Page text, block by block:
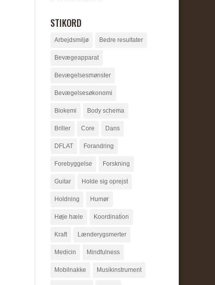
STIKORD
Arbejdsmiljø Bedre resultater
Bevægeapparat
Bevægelsesmønster
Bevægelsesøkonomi
Biokemi Body schema
Briller Core Dans
DFLAT Forandring
Forebyggelse Forskning
Guitar Holde sig oprejst
Holdning Humør
Høje hæle Koordination
Kraft Lænderygsmerter
Medicin Mindfulness
Mobilnakke Musikinstrument